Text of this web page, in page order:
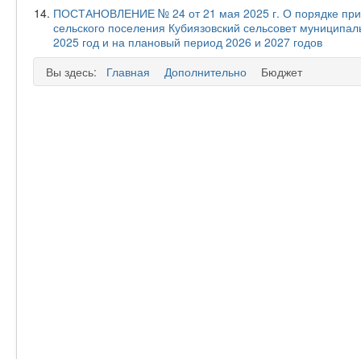
ПОСТАНОВЛЕНИЕ № 24 от 21 мая 2025 г. О порядке
сельского поселения Кубиязовский сельсовет
2025 год и на плановый период 2026 и 2027 годов
Вы здесь:
Главная Дополнительно Бюджет